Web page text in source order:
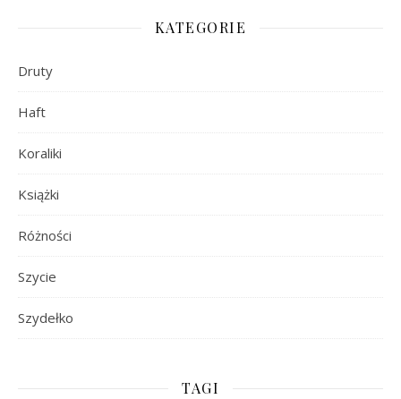
KATEGORIE
Druty
Haft
Koraliki
Książki
Różności
Szycie
Szydełko
TAGI